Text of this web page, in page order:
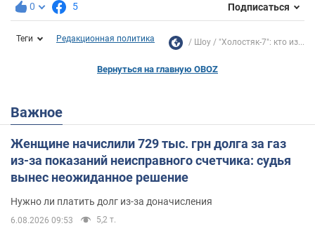
0 5 Подписаться
Теги Редакционная политика Шоу "Холостяк-7": кто из...
Вернуться на главную OBOZ
Важное
Женщине начислили 729 тыс. грн долга за газ
из-за показаний неисправного счетчика: судья
вынес неожиданное решение
Нужно ли платить долг из-за доначисления
6.08.2026 09:53 5,2 т.